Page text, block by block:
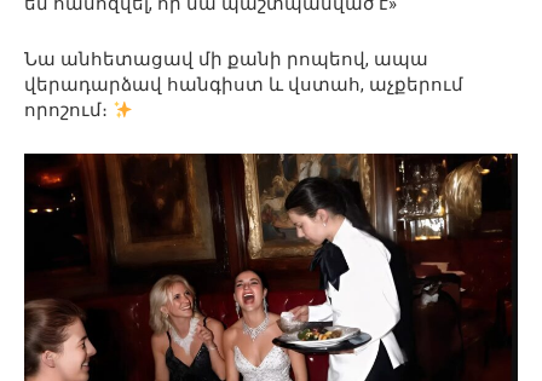
Նա անհետացավ մի քանի րոպեով, ապա
վերադարձավ հանգիստ և վստահ, աչքերում
որոշում։